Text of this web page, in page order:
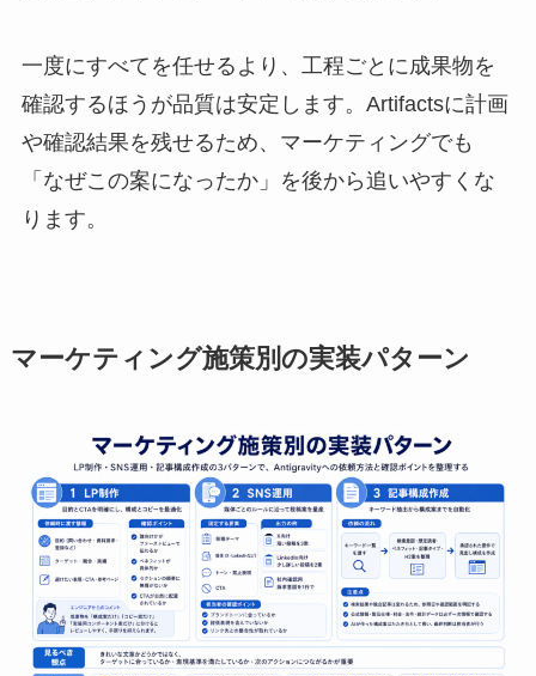
一度にすべてを任せるより、工程ごとに成果物を
確認するほうが品質は安定します。Artifactsに計画
や確認結果を残せるため、マーケティングでも
「なぜこの案になったか」を後から追いやすくな
ります。
マーケティング施策別の実装パターン